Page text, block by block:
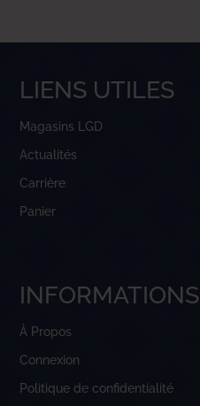
LIENS UTILES
Magasins LGD
Actualités
Carrière
Panier
INFORMATIONS
À Propos
Connexion
Politique de confidentialité